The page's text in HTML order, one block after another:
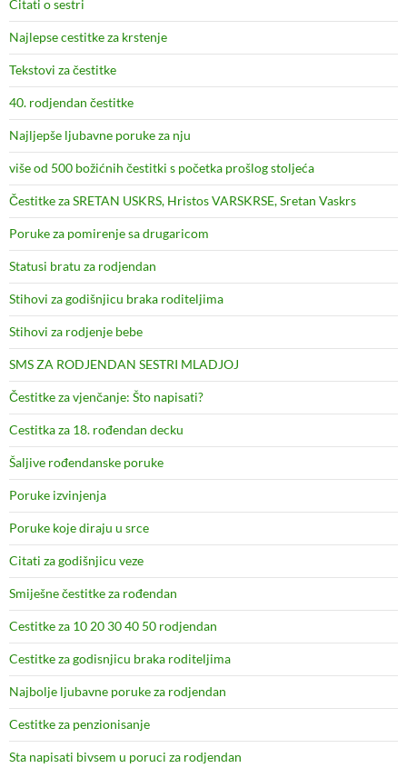
Citati o sestri
Najlepse cestitke za krstenje
Tekstovi za čestitke
40. rodjendan čestitke
Najljepše ljubavne poruke za nju
više od 500 božićnih čestitki s početka prošlog stoljeća
Čestitke za SRETAN USKRS, Hristos VARSKRSE, Sretan Vaskrs
Poruke za pomirenje sa drugaricom
Statusi bratu za rodjendan
Stihovi za godišnjicu braka roditeljima
Stihovi za rodjenje bebe
SMS ZA RODJENDAN SESTRI MLADJOJ
Čestitke za vjenčanje: Što napisati?
Cestitka za 18. rođendan decku
Šaljive rođendanske poruke
Poruke izvinjenja
Poruke koje diraju u srce
Citati za godišnjicu veze
Smiješne čestitke za rođendan
Cestitke za 10 20 30 40 50 rodjendan
Cestitke za godisnjicu braka roditeljima
Najbolje ljubavne poruke za rodjendan
Cestitke za penzionisanje
Sta napisati bivsem u poruci za rodjendan